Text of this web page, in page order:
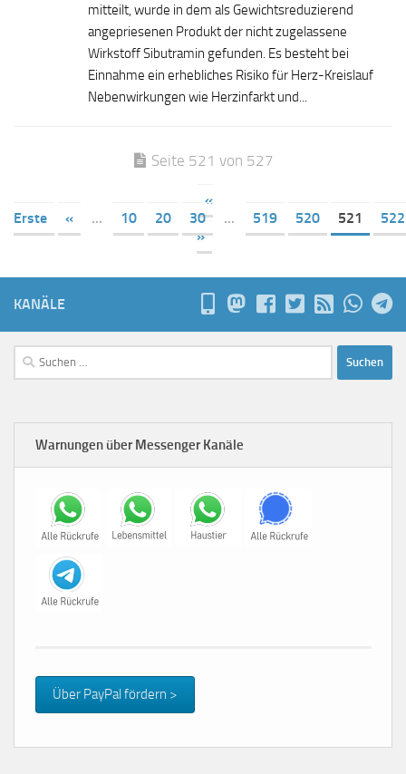
mitteilt, wurde in dem als Gewichtsreduzierend
angepriesenen Produkt der nicht zugelassene
Wirkstoff Sibutramin gefunden. Es besteht bei
Einnahme ein erhebliches Risiko für Herz-Kreislauf
Nebenwirkungen wie Herzinfarkt und...
Seite 521 von 527
«
Erste
« ... 10 20 30 ... 519 520 521
522
»
KANÄLE
Suchen
nach:
Warnungen über Messenger Kanäle
Über PayPal fördern >